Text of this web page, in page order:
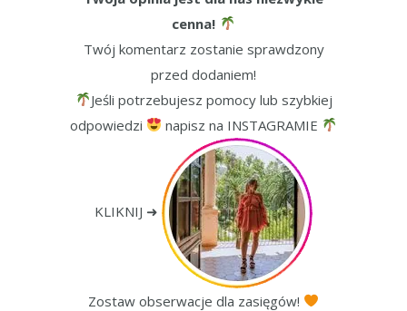
cenna!
Twój komentarz zostanie sprawdzony
przed dodaniem!
Jeśli potrzebujesz pomocy lub szybkiej
odpowiedzi
napisz na INSTAGRAMIE
KLIKNIJ ➜
Zostaw obserwacje dla zasięgów!